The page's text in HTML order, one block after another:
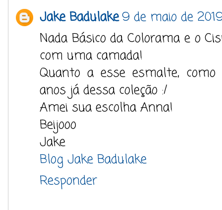
Jake Badulake9 de maio de
Nada Básico da Colorama e o
com uma camada!
Quanto a esse esmalte,
anos já dessa coleção :/
Amei sua escolha Anna!
Beijooo
Jake
Blog Jake Badulake
Responder